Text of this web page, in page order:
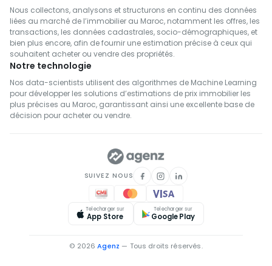
Nous collectons, analysons et structurons en continu des données
liées au marché de l’immobilier au Maroc, notamment les offres, les
transactions, les données cadastrales, socio-démographiques, et
bien plus encore, afin de fournir une estimation précise à ceux qui
souhaitent acheter ou vendre des propriétés.
Notre technologie
Nos data-scientists utilisent des algorithmes de Machine Learning
pour développer les solutions d’estimations de prix immobilier les
plus précises au Maroc, garantissant ainsi une excellente base de
décision pour acheter ou vendre.
SUIVEZ NOUS
Telecharger sur
App Store
Telecharger sur
Google Play
© 2026Agenz — Tous droits réservés.